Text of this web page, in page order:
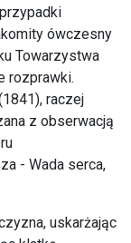
ówczesny
Towarzystwa
rozprawki.
raczej
z obserwacją
- Wada serca,
uskarżając